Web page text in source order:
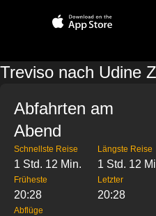
Treviso nach Udine
Abfahrten am
Abend
Schnellste Reise
1 Std. 12 Min.
Längste Reise
1 Std. 12
Früheste
20:28
Letzter
20:28
Abflüge